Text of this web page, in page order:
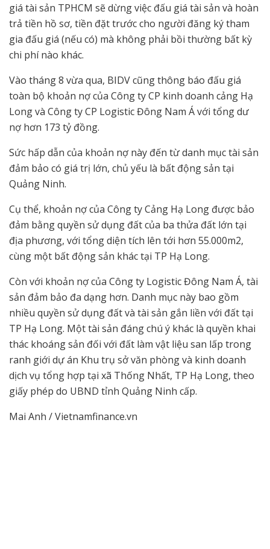
giá tài sản TPHCM sẽ dừng việc đấu giá tài sản và hoàn
trả tiền hồ sơ, tiền đặt trước cho người đăng ký tham
gia đấu giá (nếu có) mà không phải bồi thường bất kỳ
chi phí nào khác.
Vào tháng 8 vừa qua, BIDV cũng thông báo đấu giá
toàn bộ khoản nợ của Công ty CP kinh doanh cảng Hạ
Long và Công ty CP Logistic Đông Nam Á với tổng dư
nợ hơn 173 tỷ đồng.
Sức hấp dẫn của khoản nợ này đến từ danh mục tài sản
đảm bảo có giá trị lớn, chủ yếu là bất động sản tại
Quảng Ninh.
Cụ thể, khoản nợ của Công ty Cảng Hạ Long được bảo
đảm bằng quyền sử dụng đất của ba thửa đất lớn tại
địa phương, với tổng diện tích lên tới hơn 55.000m2,
cùng một bất động sản khác tại TP Hạ Long.
Còn với khoản nợ của Công ty Logistic Đông Nam Á, tài
sản đảm bảo đa dạng hơn. Danh mục này bao gồm
nhiều quyền sử dụng đất và tài sản gắn liền với đất tại
TP Hạ Long. Một tài sản đáng chú ý khác là quyền khai
thác khoáng sản đối với đất làm vật liệu san lấp trong
ranh giới dự án Khu trụ sở văn phòng và kinh doanh
dịch vụ tổng hợp tại xã Thống Nhất, TP Hạ Long, theo
giấy phép do UBND tỉnh Quảng Ninh cấp.
Mai Anh / Vietnamfinance.vn